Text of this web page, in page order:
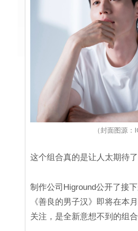
（封面图源
这个组合真的是让人太期待了
制作公司Higround公开了接
《善良的男子汉》即将在本
关注，是全新意想不到的组合